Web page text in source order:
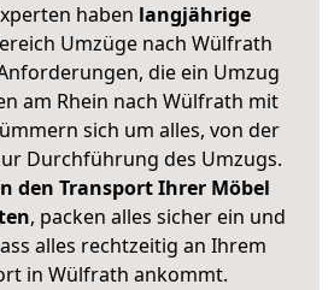
haben langjährige
Umzüge nach Wülfrath
die ein Umzug
am Rhein nach Wülfrath mit
sich um alles, von der
Durchführung des Umzugs.
den Transport Ihrer Möbel
, packen alles sicher ein und
alles rechtzeitig an Ihrem
in Wülfrath ankommt.